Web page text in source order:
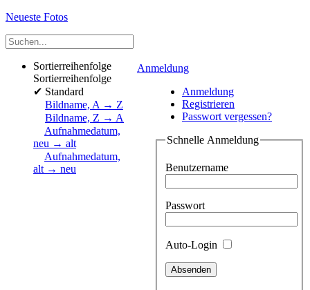
Neueste Fotos
Anmeldung
Anmeldung
Registrieren
Passwort vergessen?
Schnelle Anmeldung
Benutzername
Passwort
Auto-Login
Sortierreihenfolge
Sortierreihenfolge
✔ Standard
Bildname, A → Z
Bildname, Z → A
Aufnahmedatum,
neu → alt
Aufnahmedatum,
alt → neu